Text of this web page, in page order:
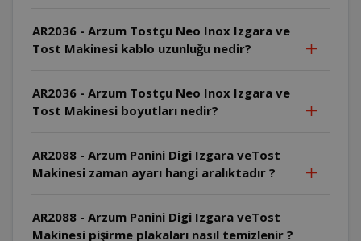
AR2036 - Arzum Tostçu Neo Inox Izgara ve
Tost Makinesi kablo uzunluğu nedir?
AR2036 - Arzum Tostçu Neo Inox Izgara ve
Tost Makinesi boyutları nedir?
AR2088 - Arzum Panini Digi Izgara veTost
Makinesi zaman ayarı hangi aralıktadır ?
AR2088 - Arzum Panini Digi Izgara veTost
Makinesi pişirme plakaları nasıl temizlenir ?